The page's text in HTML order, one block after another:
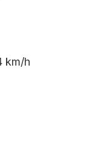
km/h